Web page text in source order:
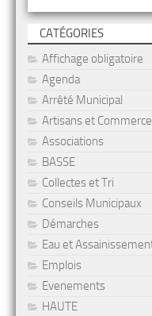
CATÉGORIES
Affichage obligatoire
Agenda
Arrêté Municipal
Artisans et
Associations
BASSE
Collectes et Tri
Conseils Municipaux
Démarches
Eau et
Emplois
Evenements
HAUTE